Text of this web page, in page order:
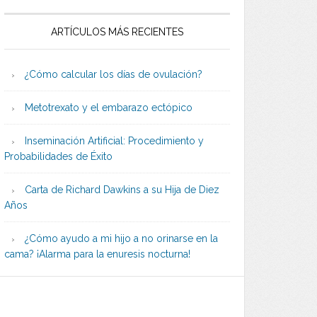
ARTÍCULOS MÁS RECIENTES
¿Cómo calcular los días de ovulación?
Metotrexato y el embarazo ectópico
Inseminación Artificial: Procedimiento y
Probabilidades de Éxito
Carta de Richard Dawkins a su Hija de Diez
Años
¿Cómo ayudo a mi hijo a no orinarse en la
cama? ¡Alarma para la enuresis nocturna!